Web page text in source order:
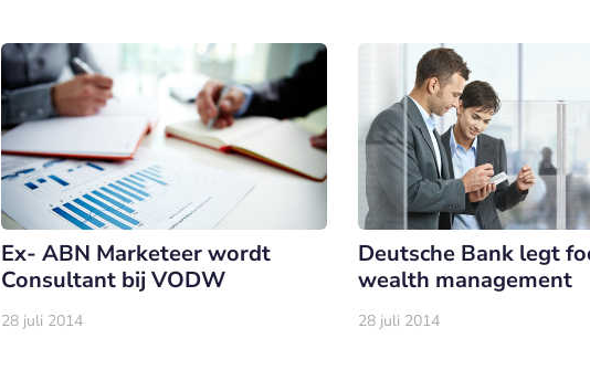
Ex- ABN Marketeer wordt
Consultant bij VODW
28 juli 2014
Deutsche Bank legt
wealth management
28 juli 2014